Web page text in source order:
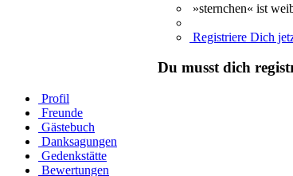
»sternchen« ist
Registriere Dich
Du musst dich
Profil
Freunde
Gästebuch
Danksagungen
Gedenkstätte
Bewertungen